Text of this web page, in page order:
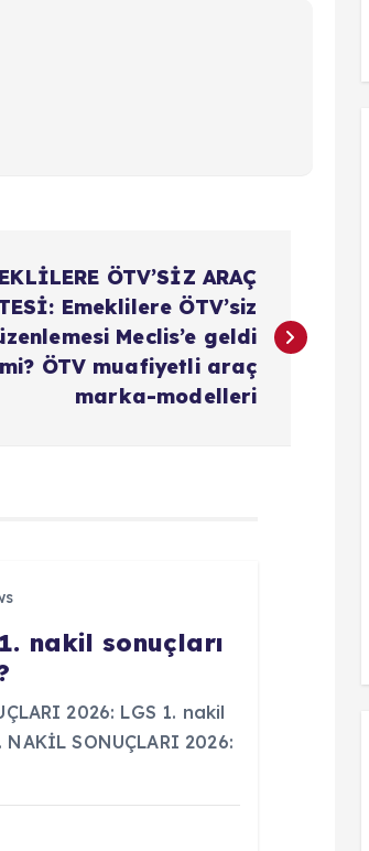
ÖTV’SİZ ARAÇ
Emeklilere ÖTV’siz
Meclis’e geldi
mi? ÖTV muafiyetli araç
marka-modelleri
nakil sonuçları
2026: LGS 1. nakil
NAKİL SONUÇLARI 2026: